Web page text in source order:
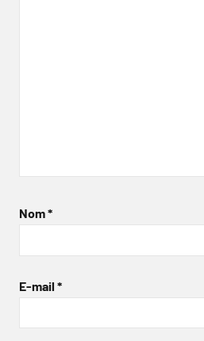
Nom*
E-mail *